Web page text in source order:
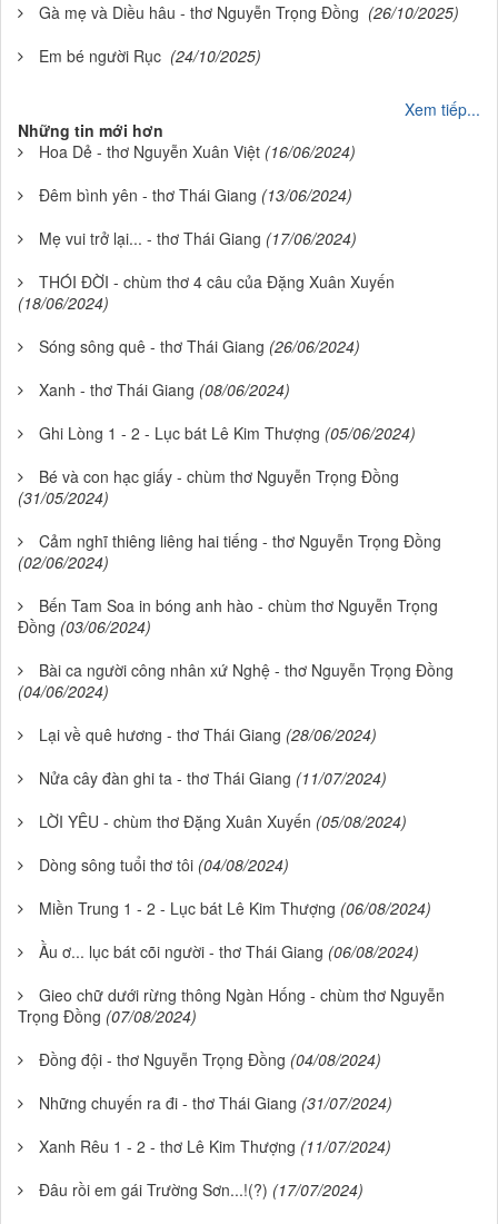
Gà mẹ và Diều hâu - thơ Nguyễn Trọng Đồng (26/10/2025)
Em bé người Rục (24/10/2025)
Xem tiếp...
Những tin mới hơn
Hoa Dẻ - thơ Nguyễn Xuân Việt (16/06/2024)
Đêm bình yên - thơ Thái Giang (13/06/2024)
Mẹ vui trở lại... - thơ Thái Giang (17/06/2024)
THÓI ĐỜI - chùm thơ 4 câu của Đặng Xuân Xuyến
(18/06/2024)
Sóng sông quê - thơ Thái Giang (26/06/2024)
Xanh - thơ Thái Giang (08/06/2024)
Ghi Lòng 1 - 2 - Lục bát Lê Kim Thượng (05/06/2024)
Bé và con hạc giấy - chùm thơ Nguyễn Trọng Đồng
(31/05/2024)
Cảm nghĩ thiêng liêng hai tiếng - thơ Nguyễn Trọng Đồng
(02/06/2024)
Bến Tam Soa in bóng anh hào - chùm thơ Nguyễn Trọng
Đồng (03/06/2024)
Bài ca người công nhân xứ Nghệ - thơ Nguyễn Trọng Đồng
(04/06/2024)
Lại về quê hương - thơ Thái Giang (28/06/2024)
Nửa cây đàn ghi ta - thơ Thái Giang (11/07/2024)
LỜI YÊU - chùm thơ Đặng Xuân Xuyến (05/08/2024)
Dòng sông tuổi thơ tôi (04/08/2024)
Miền Trung 1 - 2 - Lục bát Lê Kim Thượng (06/08/2024)
Ầu ơ... lục bát cõi người - thơ Thái Giang (06/08/2024)
Gieo chữ dưới rừng thông Ngàn Hống - chùm thơ Nguyễn
Trọng Đồng (07/08/2024)
Đồng đội - thơ Nguyễn Trọng Đồng (04/08/2024)
Những chuyến ra đi - thơ Thái Giang (31/07/2024)
Xanh Rêu 1 - 2 - thơ Lê Kim Thượng (11/07/2024)
Đâu rồi em gái Trường Sơn...!(?) (17/07/2024)